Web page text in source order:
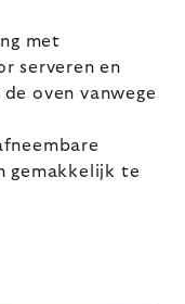
met
serveren en
oven vanwege
gemakkelijk te